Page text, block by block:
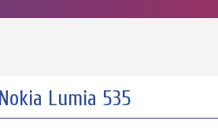
Lumia 535